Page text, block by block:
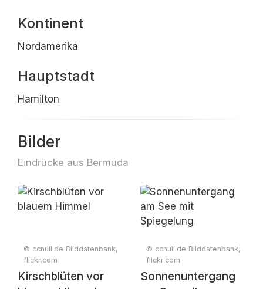
Kontinent
Nordamerika
Hauptstadt
Hamilton
Bilder
Eindrücke aus Bermuda
© ccnull.de Bilddatenbank,
flickr.com
Kirschblüten vor
© ccnull.de Bilddatenbank,
flickr.com
Sonnenuntergang